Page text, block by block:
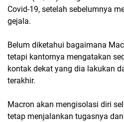
Covid-19, setelah sebelumnya
gejala.
Belum diketahui bagaimana
tetapi kantornya mengatakan
kontak dekat yang dia lakukan
terakhir.
Macron akan mengisolasi diri
tetap menjalankan tugasnya